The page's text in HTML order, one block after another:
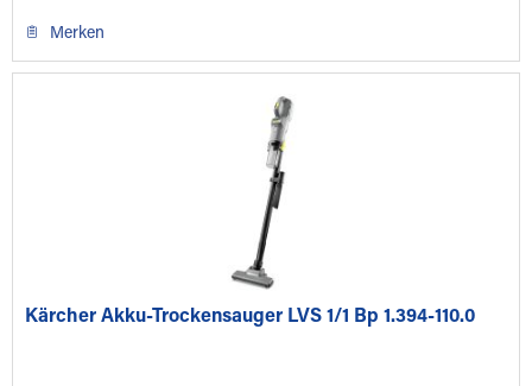
Merken
Kärcher Akku-Trockensauger LVS 1/1 Bp 1.394-110.0